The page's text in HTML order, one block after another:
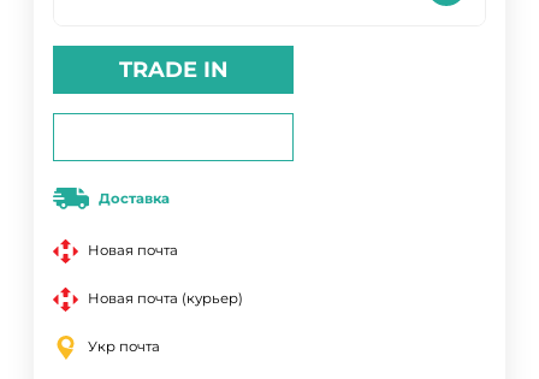
TRADE IN
Доставка
Новая почта
Новая почта (курьер)
Укр почта